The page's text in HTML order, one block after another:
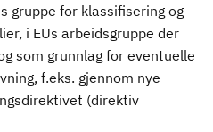
gruppe for klassifisering og
i EUs arbeidsgruppe der
som grunnlag for eventuelle
f.eks. gjennom nye
(direktiv